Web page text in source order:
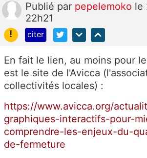
Publié par pepelemoko le
22h21
!
citer
En fait le lien, au moins pour
est le site de l'Avicca
collectivités locales) :
https://www.avicca.org/
graphiques-interactifs-pour-
comprendre-les-enjeux-du-
de-fermeture